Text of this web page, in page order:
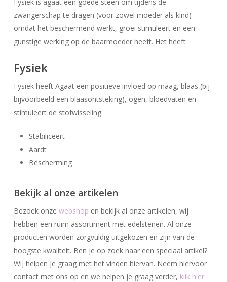
zwangerschap te dragen (voor zowel moeder als kind)
omdat het beschermend werkt, groei stimuleert en een
gunstige werking op de baarmoeder heeft. Het heeft
Fysiek
Fysiek heeft Agaat een positieve invloed op maag, blaas (bij
bijvoorbeeld een blaasontsteking), ogen, bloedvaten en
stimuleert de stofwisseling.
Stabiliceert
Aardt
Bescherming
Bekijk al onze artikelen
Bezoek onze webshop en bekijk al onze artikelen, wij
hebben een ruim assortiment met edelstenen. Al onze
producten worden zorgvuldig uitgekozen en zijn van de
hoogste kwaliteit. Ben je op zoek naar een speciaal artikel?
Wij helpen je graag met het vinden hiervan. Neem hiervoor
contact met ons op en we helpen je graag verder, klik hier